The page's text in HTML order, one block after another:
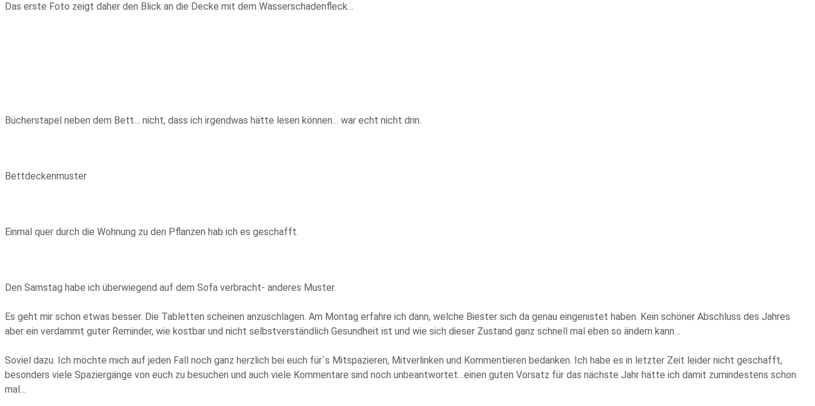
Das erste Foto zeigt daher den Blick an die Decke mit dem Wasserschadenfleck…
Bücherstapel neben dem Bett… nicht, dass ich irgendwas hätte lesen können… war echt nicht drin.
Bettdeckenmuster
Einmal quer durch die Wohnung zu den Pflanzen hab ich es geschafft.
Den Samstag habe ich überwiegend auf dem Sofa verbracht- anderes Muster.
Es geht mir schon etwas besser. Die Tabletten scheinen anzuschlagen. Am Montag erfahre ich dann, welche Biester sich da genau eingenistet haben. Kein schöner Abschluss des Jahres
aber ein verdammt guter Reminder, wie kostbar und nicht selbstverständlich Gesundheit ist und wie sich dieser Zustand ganz schnell mal eben so ändern kann…
Soviel dazu. Ich möchte mich auf jeden Fall noch ganz herzlich bei euch für`s Mitspazieren, Mitverlinken und Kommentieren bedanken. Ich habe es in letzter Zeit leider nicht geschafft,
besonders viele Spaziergänge von euch zu besuchen und auch viele Kommentare sind noch unbeantwortet…einen guten Vorsatz für das nächste Jahr hätte ich damit zumindestens schon
mal…